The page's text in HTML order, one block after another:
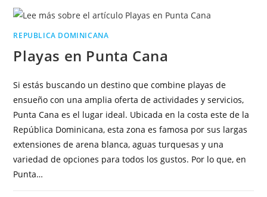
REPUBLICA DOMINICANA
Playas en Punta Cana
Si estás buscando un destino que combine playas de
ensueño con una amplia oferta de actividades y servicios,
Punta Cana es el lugar ideal. Ubicada en la costa este de la
República Dominicana, esta zona es famosa por sus largas
extensiones de arena blanca, aguas turquesas y una
variedad de opciones para todos los gustos. Por lo que, en
Punta…